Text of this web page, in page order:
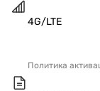
4G/LTE
Политика